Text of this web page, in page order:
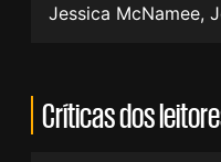
Jessica McNamee,
Críticas dos